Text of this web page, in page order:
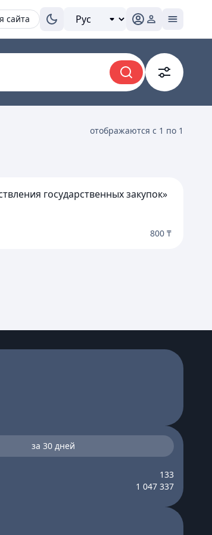
сайта
отображаются с 1 по 1
государственных закупок»
800 ₸
за 30 дней
133
1 047 337